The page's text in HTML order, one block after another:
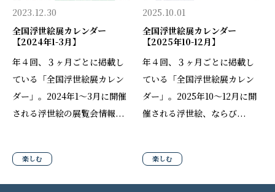
2023.12.30
全国浮世絵展カレンダー
【2024年1-3月】
年４回、３ヶ月ごとに掲載し
ている「全国浮世絵展カレン
ダー」。2024年1〜3月に開催
される浮世絵の展覧会情報...
楽しむ
2025.10.01
全国浮世絵展カレンダー
【2025年10-12月】
年４回、３ヶ月ごとに掲載し
ている「全国浮世絵展カレン
ダー」。2025年10〜12月に開
催される浮世絵、ならび...
楽しむ